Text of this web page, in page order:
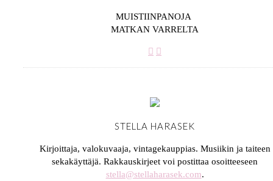
MUISTIINPANOJA
MATKAN VARRELTA
STELLA HARASEK
Kirjoittaja, valokuvaaja, vintagekauppias. Musiikin ja taiteen
sekakäyttäjä. Rakkauskirjeet voi postittaa osoitteeseen
stella@stellaharasek.com.